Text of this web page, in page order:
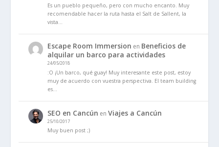
Es un pueblo pequeño, pero con mucho encanto. Muy
recomendable hacer la ruta hasta el Salt de Sallent, la
vista…
Escape Room Immersion en Beneficios de
alquilar un barco para actividades
24/05/2018
:O ¡Un barco, qué guay! Muy interesante este post, estoy
muy de acuerdo con vuestra perspectiva. El team building
es…
SEO en Cancún enViajes a Cancún
25/10/2017
Muy buen post ;)